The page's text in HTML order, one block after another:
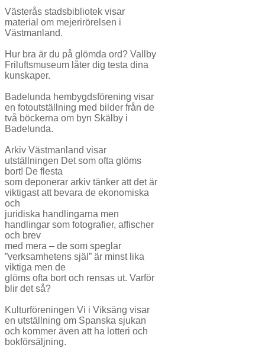
Västerås stadsbibliotek visar
material om mejerirörelsen i
Västmanland.
Hur bra är du på glömda ord? Vallby
Friluftsmuseum låter dig testa dina
kunskaper.
Badelunda hembygdsförening visar
en fotoutställning med bilder från de
två böckerna om byn Skälby i
Badelunda.
Arkiv Västmanland visar
utställningen Det som ofta glöms
bort! De flesta
som deponerar arkiv tänker att det är
viktigast att bevara de ekonomiska
och
juridiska handlingarna men
handlingar som fotografier, affischer
och brev
med mera – de som speglar
”verksamhetens själ” är minst lika
viktiga men de
glöms ofta bort och rensas ut. Varför
blir det så?
Kulturföreningen Vi i Viksäng visar
en utställning om Spanska sjukan
och kommer även att ha lotteri och
bokförsäljning.